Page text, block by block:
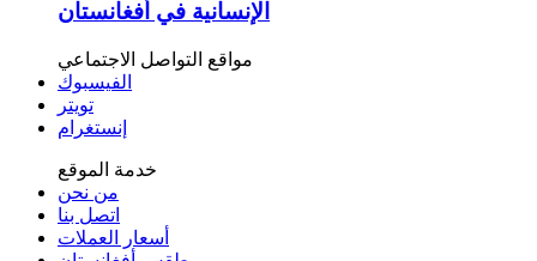
الإنسانية في أفغانستان
مواقع التواصل الاجتماعي
الفيسبوك
تويتر
إنستغرام
خدمة الموقع
من نحن
اتصل بنا
أسعار العملات